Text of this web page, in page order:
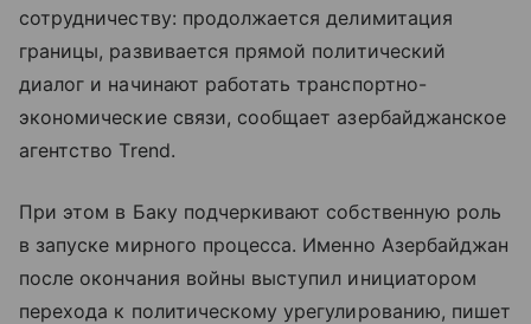
сотрудничеству: продолжается делимитация
границы, развивается прямой политический
диалог и начинают работать транспортно-
экономические связи, сообщает азербайджанское
агентство Trend.
При этом в Баку подчеркивают собственную роль
в запуске мирного процесса. Именно Азербайджан
после окончания войны выступил инициатором
перехода к политическому урегулированию, пишет